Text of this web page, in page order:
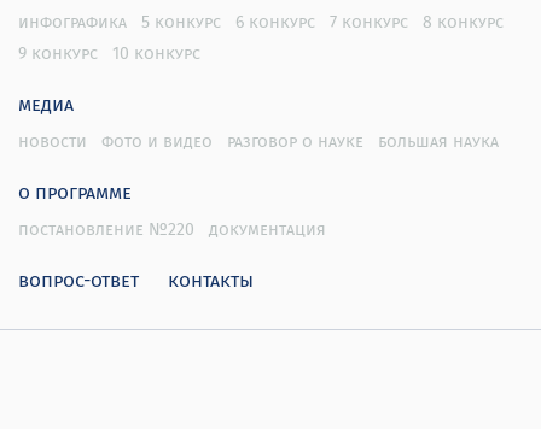
инфографика 5 конкурс 6 конкурс 7 конкурс
8 конкурс
9 конкурс
10 конкурс
медиа
новости фото и видео разговор о науке большая наука
о программе
постановление №220 документация
вопрос-ответ контакты